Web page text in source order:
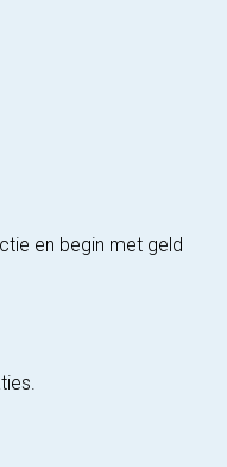
en begin met geld